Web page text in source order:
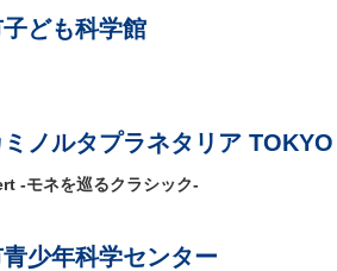
ども科学館
ミノルタプラネタリア TOKYO
-モネを巡るクラシック-
少年科学センター